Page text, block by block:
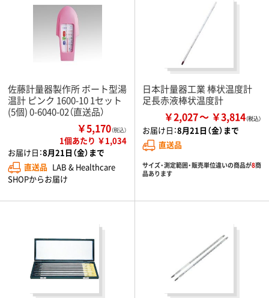
佐藤計量器製作所 ボート型湯
温計 ピンク 1600-10 1セット
(5個) 0-6040-02（直送品）
￥5,170（税込）
1個あたり ￥1,034
お届け日：8月21日（金）まで
直送品 LAB & Healthcare
SHOPからお届け
日本計量器工業 棒状温度計
足長赤液棒状温度計
￥2,027 ￥3,814
お届け日：8月21日（金）まで
直送品
サイズ・測定範囲・販売単位違いの商品が8商
品あります